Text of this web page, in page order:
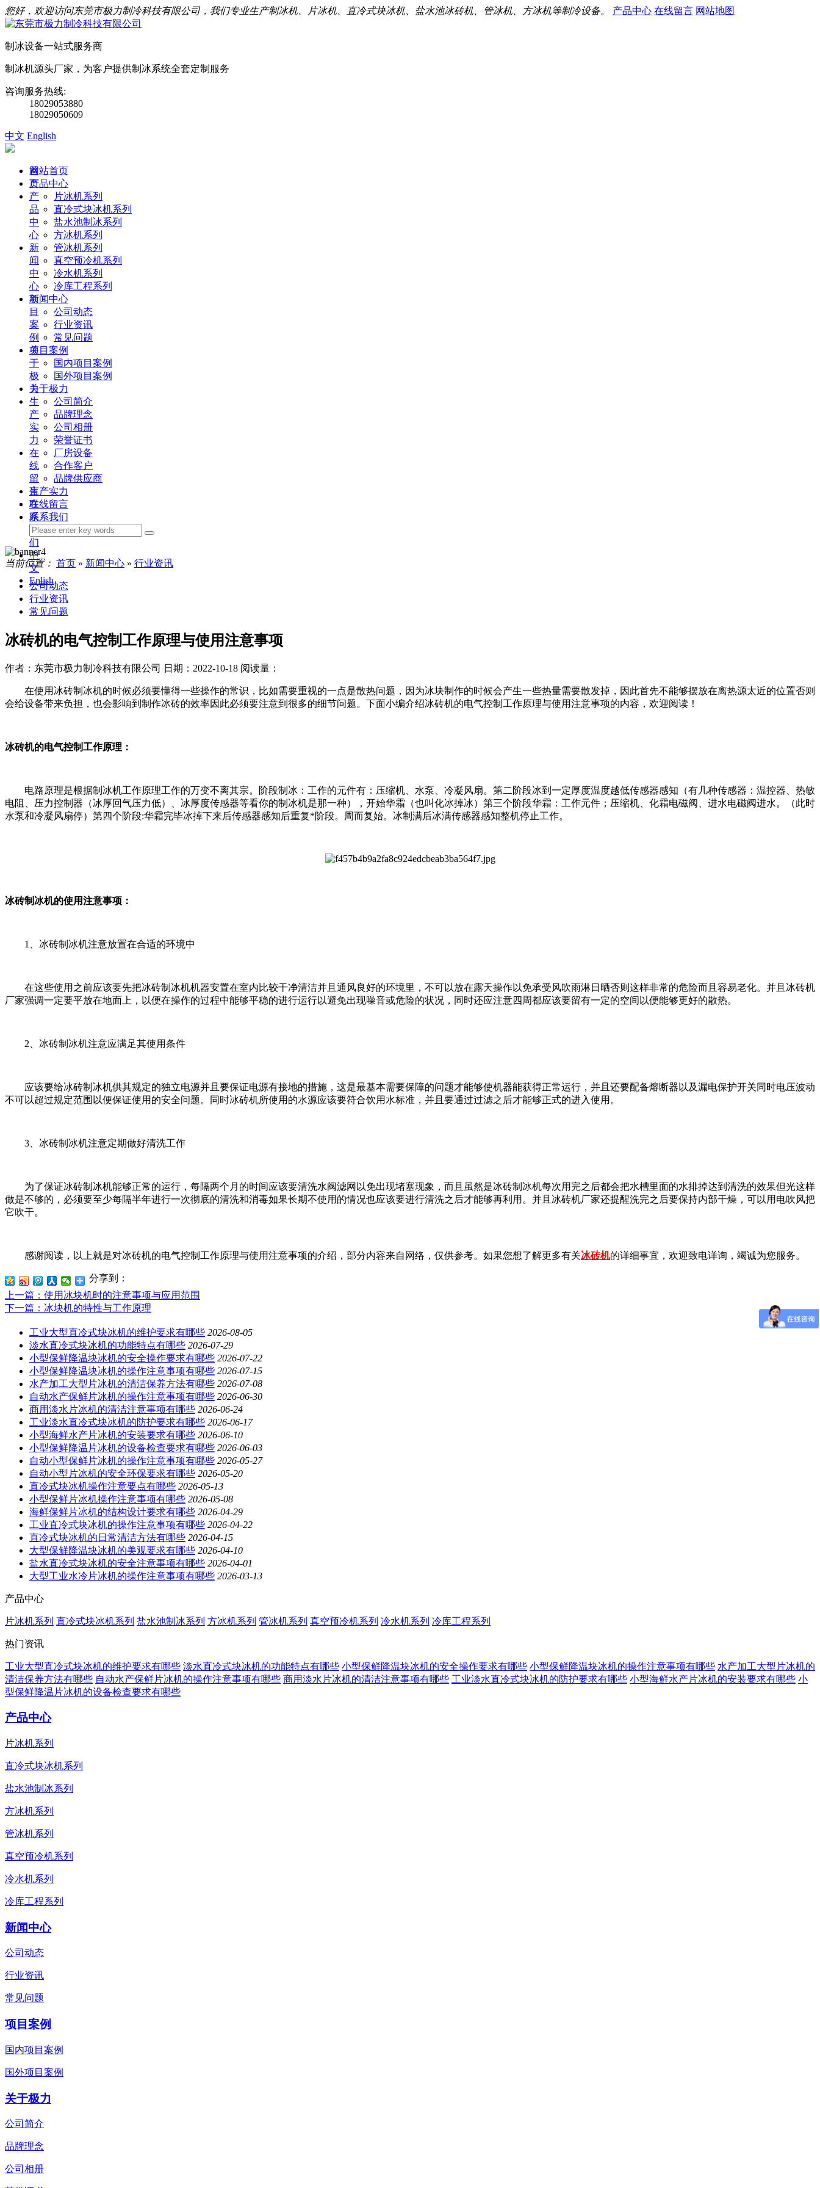
您好，欢迎访问东莞市极力制冷科技有限公司，我们专业生产制冰机、片冰机、直冷式块冰机、盐水池冰砖机、管冰机、方冰机等制冷设备。 产品中心 在线留言 网站地图
制冰设备一站式服务商
制冰机源头厂家，为客户提供制冰系统全套定制服务
咨询服务热线:
18029053880
18029050609
中文 English
首
页
产
品
中
心
新
闻
中
心
项
目
案
例
关
于
极
力
生
产
实
力
在
线
留
言
联
系
我
们
中
文
Enlish
网站首页
产品中心
片冰机系列
直冷式块冰机系列
盐水池制冰系列
方冰机系列
管冰机系列
真空预冷机系列
冷水机系列
冷库工程系列
新闻中心
公司动态
行业资讯
常见问题
项目案例
国内项目案例
国外项目案例
关于极力
公司简介
品牌理念
公司相册
荣誉证书
厂房设备
合作客户
品牌供应商
生产实力
在线留言
联系我们
当前位置： 首页 » 新闻中心 » 行业资讯
公司动态
行业资讯
常见问题
冰砖机的电气控制工作原理与使用注意事项
作者：东莞市极力制冷科技有限公司 日期：2022-10-18 阅读量：
在使用冰砖制冰机的时候必须要懂得一些操作的常识，比如需要重视的一点是散热问题，因为冰块制作的时候会产生一些热量需要散发掉，因此首先不能够摆放在离热源太近的位置否则
会给设备带来负担，也会影响到制作冰砖的效率因此必须要注意到很多的细节问题。下面小编介绍冰砖机的电气控制工作原理与使用注意事项的内容，欢迎阅读！
冰砖机的电气控制工作原理：
电路原理是根据制冰机工作原理工作的万变不离其宗。阶段制冰：工作的元件有：压缩机、水泵、冷凝风扇。第二阶段冰到一定厚度温度越低传感器感知（有几种传感器：温控器、热敏
电阻、压力控制器（冰厚回气压力低）、冰厚度传感器等看你的制冰机是那一种），开始华霜（也叫化冰掉冰）第三个阶段华霜：工作元件；压缩机、化霜电磁阀、进水电磁阀进水。（此时
水泵和冷凝风扇停）第四个阶段:华霜完毕冰掉下来后传感器感知后重复*阶段。周而复始。冰制满后冰满传感器感知整机停止工作。
冰砖制冰机的使用注意事项：
1、冰砖制冰机注意放置在合适的环境中
在这些使用之前应该要先把冰砖制冰机机器安置在室内比较干净清洁并且通风良好的环境里，不可以放在露天操作以免承受风吹雨淋日晒否则这样非常的危险而且容易老化。并且冰砖机
厂家强调一定要平放在地面上，以便在操作的过程中能够平稳的进行运行以避免出现噪音或危险的状况，同时还应注意四周都应该要留有一定的空间以便能够更好的散热。
2、冰砖制冰机注意应满足其使用条件
应该要给冰砖制冰机供其规定的独立电源并且要保证电源有接地的措施，这是最基本需要保障的问题才能够使机器能获得正常运行，并且还要配备熔断器以及漏电保护开关同时电压波动
不可以超过规定范围以便保证使用的安全问题。同时冰砖机所使用的水源应该要符合饮用水标准，并且要通过过滤之后才能够正式的进入使用。
3、冰砖制冰机注意定期做好清洗工作
为了保证冰砖制冰机能够正常的运行，每隔两个月的时间应该要清洗水阀滤网以免出现堵塞现象，而且虽然是冰砖制冰机每次用完之后都会把水槽里面的水排掉达到清洗的效果但光这样
做是不够的，必须要至少每隔半年进行一次彻底的清洗和消毒如果长期不使用的情况也应该要进行清洗之后才能够再利用。并且冰砖机厂家还提醒洗完之后要保持内部干燥，可以用电吹风把
它吹干。
感谢阅读，以上就是对冰砖机的电气控制工作原理与使用注意事项的介绍，部分内容来自网络，仅供参考。如果您想了解更多有关冰砖机的详细事宜，欢迎致电详询，竭诚为您服务。
分享到：
上一篇 ：使用冰块机时的注意事项与应用范围
下一篇 ：冰块机的特性与工作原理
工业大型直冷式块冰机的维护要求有哪些 2026-08-05
淡水直冷式块冰机的功能特点有哪些 2026-07-29
小型保鲜降温块冰机的安全操作要求有哪些 2026-07-22
小型保鲜降温块冰机的操作注意事项有哪些 2026-07-15
水产加工大型片冰机的清洁保养方法有哪些 2026-07-08
自动水产保鲜片冰机的操作注意事项有哪些 2026-06-30
商用淡水片冰机的清洁注意事项有哪些 2026-06-24
工业淡水直冷式块冰机的防护要求有哪些 2026-06-17
小型海鲜水产片冰机的安装要求有哪些 2026-06-10
小型保鲜降温片冰机的设备检查要求有哪些 2026-06-03
自动小型保鲜片冰机的操作注意事项有哪些 2026-05-27
自动小型片冰机的安全环保要求有哪些 2026-05-20
直冷式块冰机操作注意要点有哪些 2026-05-13
小型保鲜片冰机操作注意事项有哪些 2026-05-08
海鲜保鲜片冰机的结构设计要求有哪些 2026-04-29
工业直冷式块冰机的操作注意事项有哪些 2026-04-22
直冷式块冰机的日常清洁方法有哪些 2026-04-15
大型保鲜降温块冰机的美观要求有哪些 2026-04-10
盐水直冷式块冰机的安全注意事项有哪些 2026-04-01
大型工业水冷片冰机的操作注意事项有哪些 2026-03-13
产品中心
片冰机系列 直冷式块冰机系列 盐水池制冰系列 方冰机系列 管冰机系列 真空预冷机系列 冷水机系列 冷库工程系列
热门资讯
工业大型直冷式块冰机的维护要求有哪些 淡水直冷式块冰机的功能特点有哪些 小型保鲜降温块冰机的安全操作要求有哪些 小型保鲜降温块冰机的操作注意事项有哪些 水产加工大型片冰机的
清洁保养方法有哪些 自动水产保鲜片冰机的操作注意事项有哪些 商用淡水片冰机的清洁注意事项有哪些 工业淡水直冷式块冰机的防护要求有哪些 小型海鲜水产片冰机的安装要求有哪些 小
型保鲜降温片冰机的设备检查要求有哪些
产品中心
片冰机系列
直冷式块冰机系列
盐水池制冰系列
方冰机系列
管冰机系列
真空预冷机系列
冷水机系列
冷库工程系列
新闻中心
公司动态
行业资讯
常见问题
项目案例
国内项目案例
国外项目案例
关于极力
公司简介
品牌理念
公司相册